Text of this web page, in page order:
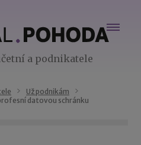
a podnikatele
Už podnikám
datovou schránku